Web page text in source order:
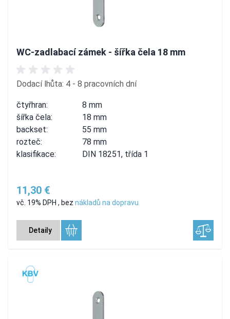
WC-zadlabací zámek - šířka čela 18 mm
Dodací lhůta: 4 - 8 pracovních dní
čtyřhran:
8 mm
šířka čela:
18 mm
backset:
55 mm
rozteč:
78 mm
klasifikace:
DIN 18251, třída 1
11,30 €
vč. 19% DPH , bez nákladů na dopravu
Detaily